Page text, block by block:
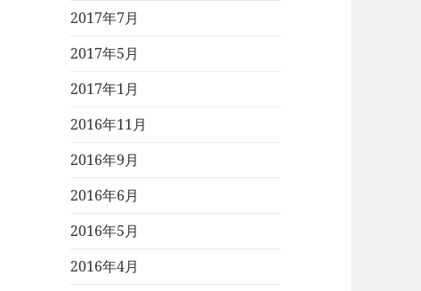
2017年7月
2017年5月
2017年1月
2016年11月
2016年9月
2016年6月
2016年5月
2016年4月